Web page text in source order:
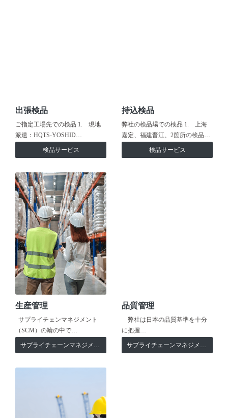
出張検品
ご指定工場先での検品 1. 現地
派遣：HQTS-YOSHID…
検品サービス
持込検品
弊社の検品場での検品 1. 上海
嘉定、福建晋江、2箇所の検品…
検品サービス
生産管理
サプライチェンマネジメント
（SCM）の輪の中で…
サプライチェーンマネジメント
品質管理
弊社は日本の品質基準を十分
に把握…
サプライチェーンマネジメント